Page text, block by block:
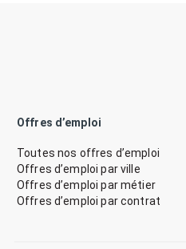
Offres d’emploi
Toutes nos offres d’emploi
Offres d’emploi par ville
Offres d’emploi par métier
Offres d’emploi par contrat